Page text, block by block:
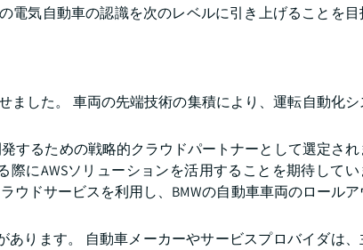
電気自動車の認識を次のレベルに引き上げることを目
ました。 車両の先端技術の集積により、運転自動化シ
するための戦略的クラウドパートナーとして選定され
際にAWSソリューションを活用することを期待してい
ウドサービスを利用し、BMWの自動車車両のロールア
あります。 自動車メーカーやサービスプロバイダは、